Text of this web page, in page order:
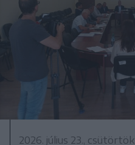
2026. július 23., csütörtök